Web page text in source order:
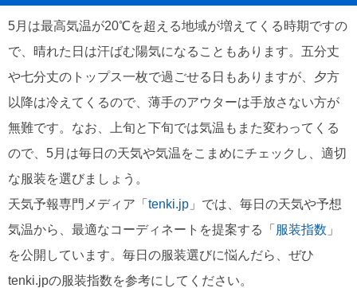
5月は最高気温が20℃を超える地域が増えてくる時期ですの
で、晴れた日は汗ばむ陽気になることもあります。五分丈
や七分丈のトップス一枚で過ごせる日もありますが、夕方
以降は冷えてくるので、薄手のアウターは手放さない方が
無難です。なお、上旬と下旬では気温もまた変わってくる
ので、5月は毎日の天気や気温をこまめにチェックし、適切
な服装を選びましょう。
天気予報専門メディア「 tenki.jp 」では、毎日の天気や予想
気温から、最適なコーディネートを提案する「 服装指数 」
を公開しています。毎日の服装選びに悩んだら、ぜひ
tenki.jpの服装指数を参考にしてください。